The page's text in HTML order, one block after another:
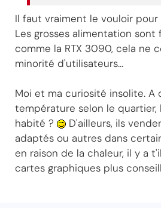
Il faut vraiment le vouloir pour
Les grosses alimentation
comme la RTX 3090, cela ne
minorité d'utilisateurs...
Moi et ma curiosité insolite. A
température selon le quartier,
habité ?
D'ailleurs, ils
adaptés ou autres dans
en raison de la chaleur, il y a
cartes graphiques plus